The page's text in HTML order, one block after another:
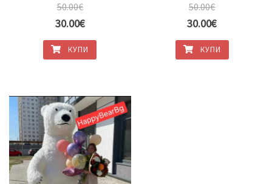
50.00€
30.00€
КУПИ
50.00€
30.00€
КУПИ